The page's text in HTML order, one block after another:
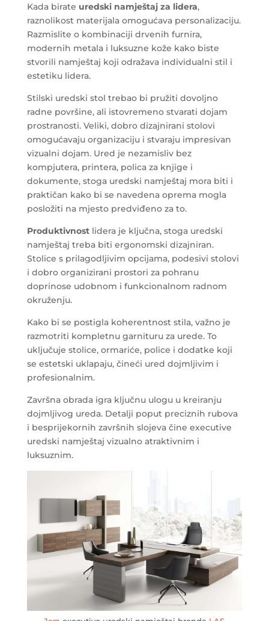
Kada birate uredski namještaj za lidera,
raznolikost materijala omogućava personalizaciju.
Razmislite o kombinaciji drvenih furnira,
modernih metala i luksuzne kože kako biste
stvorili namještaj koji odražava individualni stil i
estetiku lidera.
Stilski uredski stol trebao bi pružiti dovoljno
radne površine, ali istovremeno stvarati dojam
prostranosti. Veliki, dobro dizajnirani stolovi
omogućavaju organizaciju i stvaraju impresivan
vizualni dojam. Ured je nezamisliv bez
kompjutera, printera, polica za knjige i
dokumente, stoga uredski namještaj mora biti i
praktičan kako bi se navedena oprema mogla
posložiti na mjesto predviđeno za to.
Produktivnostlidera je ključna, stoga uredski
namještaj treba biti ergonomski dizajniran.
Stolice s prilagodljivim opcijama, podesivi stolovi
i dobro organizirani prostori za pohranu
doprinose udobnom i funkcionalnom radnom
okruženju.
Kako bi se postigla koherentnost stila, važno je
razmotriti kompletnu garnituru za urede. To
uključuje stolice, ormariće, police i dodatke koji
se estetski uklapaju, čineći ured dojmljivim i
profesionalnim.
Završna obrada igra ključnu ulogu u kreiranju
dojmljivog ureda. Detalji poput preciznih rubova
i besprijekornih završnih slojeva čine executive
uredski namještaj vizualno atraktivnim i
luksuznim.